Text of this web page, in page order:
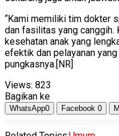
“Kami memiliki tim dokter
dan fasilitas yang canggih.
kesehatan anak yang
efektik dan pelayanan
pungkasnya.[NR]
Views: 823
Bagikan ke
WhatsApp0 Facebook 0